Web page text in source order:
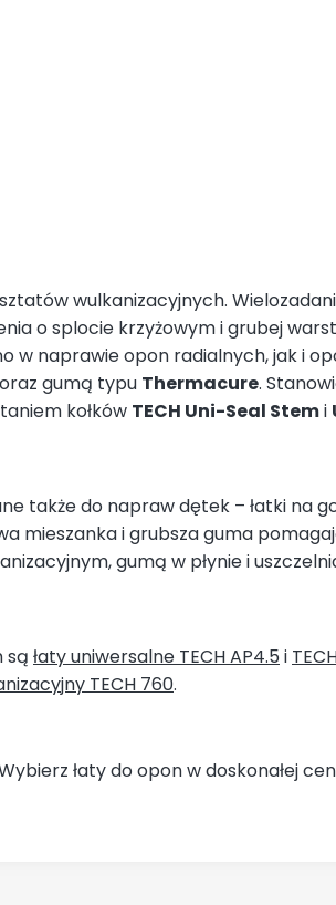
wulkanizacyjnych.
o splocie krzyżowym i grubej
w naprawie opon radialnych, jak i
gumą typu Thermacure.
kołków TECH Uni-Seal Stemi
także do napraw dętek – łatki na
mieszanka i grubsza guma
gumą w płynie i
są łaty uniwersalne TECH AP4.5 i
TECH 760.
łaty do opon w doskonałej